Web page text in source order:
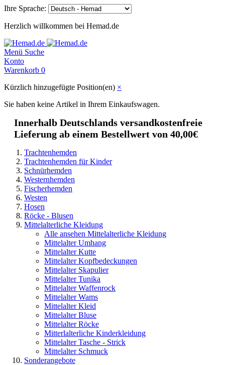
Ihre Sprache:
Herzlich willkommen bei Hemad.de
Menü Suche
Konto
Warenkorb 0
Kürzlich hinzugefügte Position(en) ×
Sie haben keine Artikel in Ihrem Einkaufswagen.
Innerhalb Deutschlands versandkostenfreie
Lieferung ab einem Bestellwert von 40,00€
Trachtenhemden
Trachtenhemden für Kinder
Schnürhemden
Westernhemden
Fischerhemden
Westen
Hosen
Röcke - Blusen
Mittelalterliche Kleidung
Alle ansehen Mittelalterliche Kleidung
Mittelalter Umhang
Mittelalter Kutte
Mittelalter Kopfbedeckungen
Mittelalter Skapulier
Mittelalter Tunika
Mittelalter Waffenrock
Mittelalter Wams
Mittelalter Kleid
Mittelalter Bluse
Mittelalter Röcke
Mitterlalterliche Kinderkleidung
Mittelalter Tasche - Strick
Mittelalter Schmuck
Sonderangebote